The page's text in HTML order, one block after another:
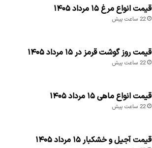
قیمت انواع مرغ ۱۵ مرداد ۱۴۰۵
22 ساعت پیش
قیمت روز گوشت قرمز در ۱۵ مرداد ۱۴۰۵
22 ساعت پیش
قیمت انواع ماهی ۱۵ مرداد ۱۴۰۵
22 ساعت پیش
قیمت آجیل و خشکبار ۱۵ مرداد ۱۴۰۵